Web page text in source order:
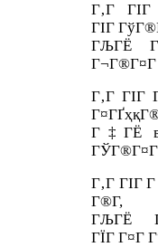
Г‚Г
ГІГ
ГЉГЁ
Г¬Г®Г¤Г
Г‚Г ГІГ
Г‡ГЁ
Г‚Г ГІГ
Г®Г­,
ГЉГЁ
ГЇГ Г¤Г